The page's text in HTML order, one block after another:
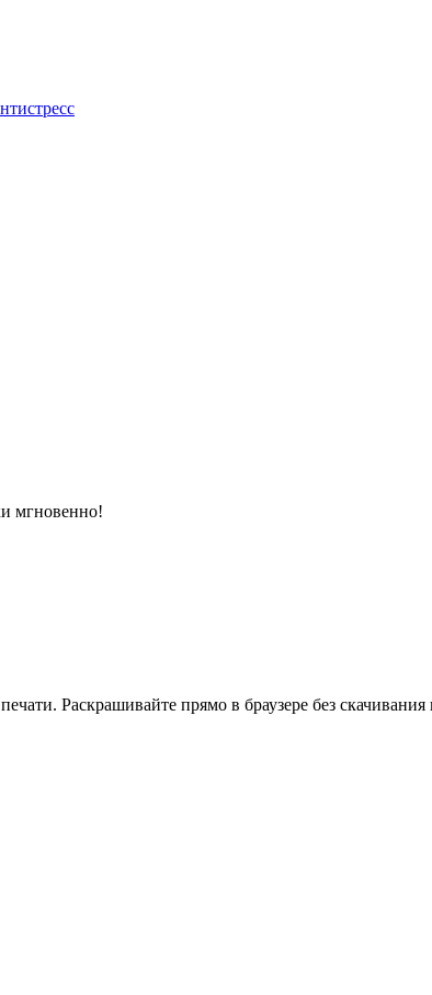
мгновенно!
Раскрашивайте прямо в браузере без